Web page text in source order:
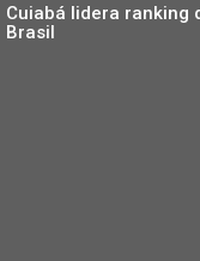
Cuiabá lidera ranking
Brasil